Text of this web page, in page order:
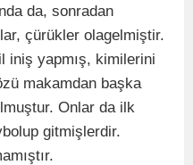
da, sonradan
çürükler olagelmiştir.
iniş yapmış, kimilerini
makamdan başka
Onlar da ilk
gitmişlerdir.